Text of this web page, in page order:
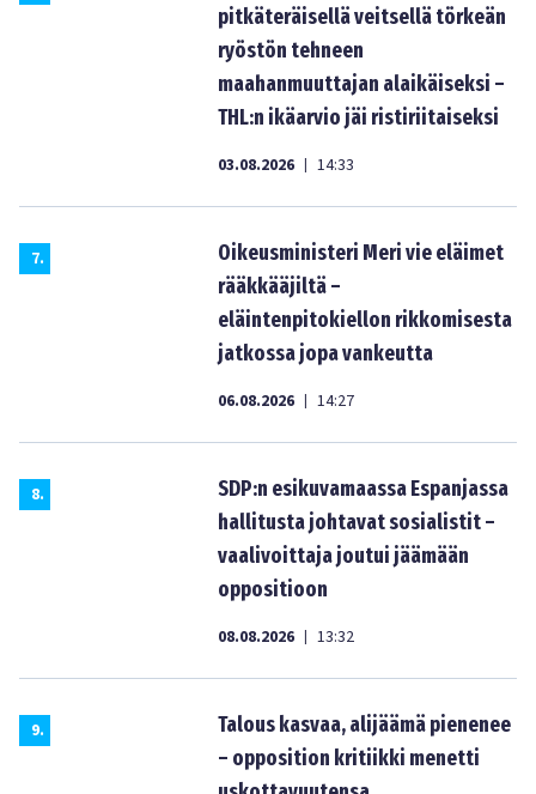
pitkäteräisellä veitsellä törkeän
ryöstön tehneen
maahanmuuttajan alaikäiseksi –
THL:n ikäarvio jäi ristiriitaiseksi
03.08.2026 | 14:33
7.
Oikeusministeri Meri vie eläimet
rääkkääjiltä –
eläintenpitokiellon rikkomisesta
jatkossa jopa vankeutta
06.08.2026 | 14:27
8.
SDP:n esikuvamaassa Espanjassa
hallitusta johtavat sosialistit –
vaalivoittaja joutui jäämään
oppositioon
08.08.2026 | 13:32
9.
Talous kasvaa, alijäämä pienenee
– opposition kritiikki menetti